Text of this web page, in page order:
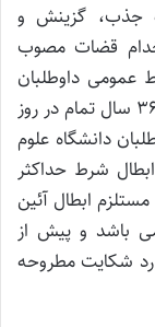
ماده ۱۳ آئین نامه جذب، گزینش و
قضات مصوب
عمومی داوطلبان
تصدی امر قضاء داشتن حداقل ۲۲ و حداکثر ۳۶ سال تمام در روز
دانشگاه علوم
می باشد. ابطال شرط حداکثر
مستلزم ابطال آئین
باشد و پیش از
رد شکایت مطروحه